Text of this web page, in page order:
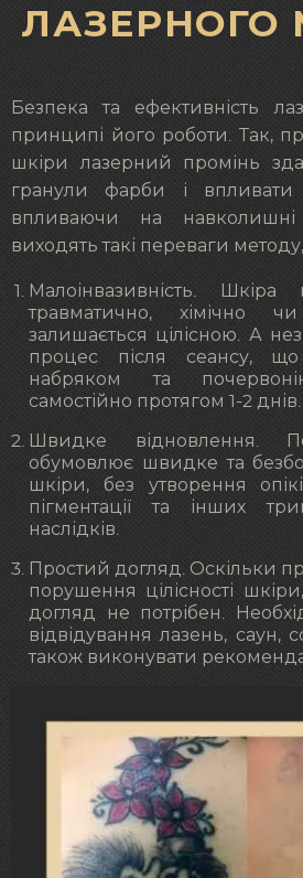
ЛАЗЕРНОГО
Безпека та ефективність
принципі його роботи. Так,
шкіри лазерний промінь
гранули фарби і
впливаючи на навколишні
виходять такі переваги
Малоінвазивність.
травматично, хімічно
залишається цілісною. А
процес після сеансу, що
набряком та
самостійно протягом 1-2 днів.
Швидке відновлення.
обумовлює швидке та
шкіри, без утворення
пігментації та інших
наслідків.
Простий догляд. Оскільки
порушення цілісності
догляд не потрібен.
відвідування лазень, саун,
також виконувати